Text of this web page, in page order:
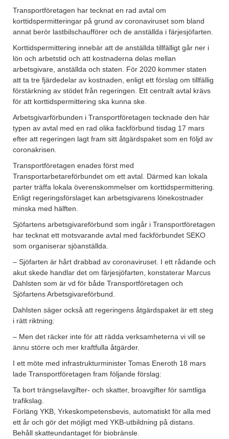
Transportföretagen har tecknat en rad avtal om
korttidspermitteringar på grund av coronaviruset som bland
annat berör lastbilschaufförer och de anställda i färjesjöfarten.
Korttidspermittering innebär att de anställda tillfälligt går ner i
lön och arbetstid och att kostnaderna delas mellan
arbetsgivare, anställda och staten. För 2020 kommer staten
att ta tre fjärdedelar av kostnaden, enligt ett förslag om tillfällig
förstärkning av stödet från regeringen. Ett centralt avtal krävs
för att korttidspermittering ska kunna ske.
Arbetsgivarförbunden i Transportföretagen tecknade den här
typen av avtal med en rad olika fackförbund tisdag 17 mars
efter att regeringen lagt fram sitt åtgärdspaket som en följd av
coronakrisen.
Transportföretagen enades först med
Transportarbetareförbundet om ett avtal. Därmed kan lokala
parter träffa lokala överenskommelser om korttidspermittering.
Enligt regeringsförslaget kan arbetsgivarens lönekostnader
minska med hälften.
Sjöfartens arbetsgivareförbund som ingår i Transportföretagen
har tecknat ett motsvarande avtal med fackförbundet SEKO
som organiserar sjöanställda.
– Sjöfarten är hårt drabbad av coronaviruset. I ett rådande och
akut skede handlar det om färjesjöfarten, konstaterar Marcus
Dahlsten som är vd för både Transportföretagen och
Sjöfartens Arbetsgivareförbund.
Dahlsten säger också att regeringens åtgärdspaket är ett steg
i rätt riktning:
– Men det räcker inte för att rädda verksamheterna vi vill se
ännu större och mer kraftfulla åtgärder.
I ett möte med infrastrukturminister Tomas Eneroth 18 mars
lade Transportföretagen fram följande förslag:
Ta bort trängselavgifter- och skatter, broavgifter för samtliga
trafikslag.
Förläng YKB, Yrkeskompetensbevis, automatiskt för alla med
ett år och gör det möjligt med YKB-utbildning på distans.
Behåll skatteundantaget för biobränsle.